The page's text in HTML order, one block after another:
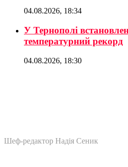
04.08.2026, 18:34
У Тернополі
температурний рекорд
04.08.2026, 18:30
Шеф-редактор Надія Сеник